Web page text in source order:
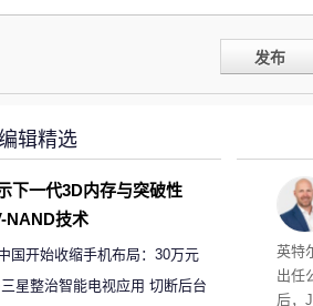
发布
官
英特
出任
后，
辑精选
下一代3D内存与突破性
NAND技术
国开始收缩手机布局：30万元
不达标门店 将被逐步清退
三星整治智能电视应用 切断后台